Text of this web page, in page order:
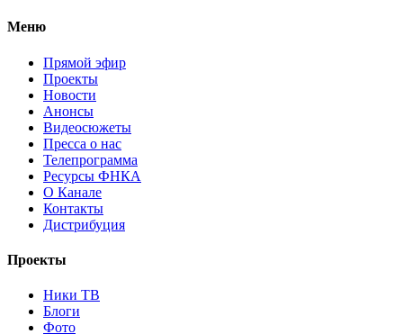
Меню
Прямой эфир
Проекты
Новости
Анонсы
Видеосюжеты
Пресса о нас
Телепрограмма
Ресурсы ФНКА
О Канале
Контакты
Дистрибуция
Проекты
Ники ТВ
Блоги
Фото